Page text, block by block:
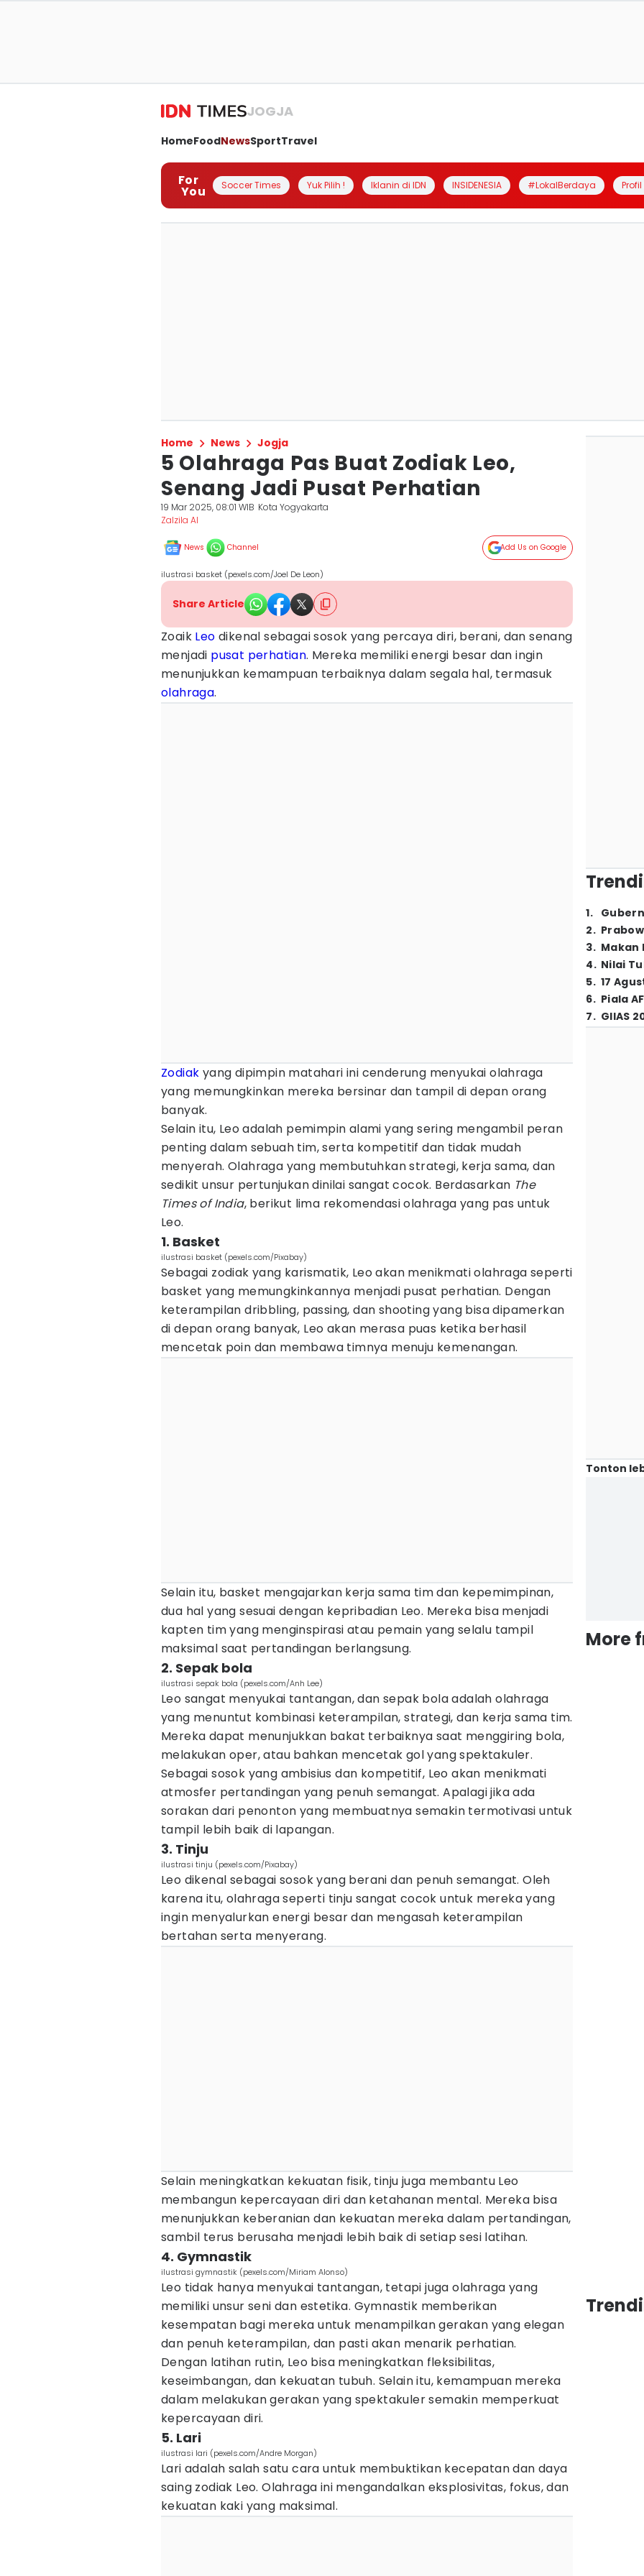
JOGJA
HomeFoodNewsSportTravel
For
You Soccer Times Yuk Pilih ! Iklanin di IDN INSIDENESIA #LokalBerdaya
Home News Jogja
5 Olahraga Pas Buat Zodiak Leo,
Senang Jadi Pusat Perhatian
19 Mar 2025, 08:01 WIB Kota Yogyakarta
Zalzila Al
News Channel Add Us on Google
ilustrasi basket (pexels.com/Joel De Leon)
Share Article
Zoaik Leo dikenal sebagai sosok yang percaya diri, berani, dan senang
menjadi pusat perhatian. Mereka memiliki energi besar dan ingin
menunjukkan kemampuan terbaiknya dalam segala hal, termasuk
olahraga.
Zodiak yang dipimpin matahari ini cenderung menyukai olahraga
yang memungkinkan mereka bersinar dan tampil di depan orang
banyak.
Selain itu, Leo adalah pemimpin alami yang sering mengambil peran
penting dalam sebuah tim, serta kompetitif dan tidak mudah
menyerah. Olahraga yang membutuhkan strategi, kerja sama, dan
sedikit unsur pertunjukan dinilai sangat cocok. Berdasarkan The
Times of India, berikut lima rekomendasi olahraga yang pas untuk
Leo.
1. Basket
ilustrasi basket (pexels.com/Pixabay)
Sebagai zodiak yang karismatik, Leo akan menikmati olahraga seperti
basket yang memungkinkannya menjadi pusat perhatian. Dengan
keterampilan dribbling, passing, dan shooting yang bisa dipamerkan
di depan orang banyak, Leo akan merasa puas ketika berhasil
mencetak poin dan membawa timnya menuju kemenangan.
Selain itu, basket mengajarkan kerja sama tim dan kepemimpinan,
dua hal yang sesuai dengan kepribadian Leo. Mereka bisa menjadi
kapten tim yang menginspirasi atau pemain yang selalu tampil
maksimal saat pertandingan berlangsung.
2. Sepak bola
ilustrasi sepak bola (pexels.com/Anh Lee)
Leo sangat menyukai tantangan, dan sepak bola adalah olahraga
yang menuntut kombinasi keterampilan, strategi, dan kerja sama tim.
Mereka dapat menunjukkan bakat terbaiknya saat menggiring bola,
melakukan oper, atau bahkan mencetak gol yang spektakuler.
Sebagai sosok yang ambisius dan kompetitif, Leo akan menikmati
atmosfer pertandingan yang penuh semangat. Apalagi jika ada
sorakan dari penonton yang membuatnya semakin termotivasi untuk
tampil lebih baik di lapangan.
3. Tinju
ilustrasi tinju (pexels.com/Pixabay)
Leo dikenal sebagai sosok yang berani dan penuh semangat. Oleh
karena itu, olahraga seperti tinju sangat cocok untuk mereka yang
ingin menyalurkan energi besar dan mengasah keterampilan
bertahan serta menyerang.
Selain meningkatkan kekuatan fisik, tinju juga membantu Leo
membangun kepercayaan diri dan ketahanan mental. Mereka bisa
menunjukkan keberanian dan kekuatan mereka dalam pertandingan,
sambil terus berusaha menjadi lebih baik di setiap sesi latihan.
4. Gymnastik
ilustrasi gymnastik (pexels.com/Miriam Alonso)
Leo tidak hanya menyukai tantangan, tetapi juga olahraga yang
memiliki unsur seni dan estetika. Gymnastik memberikan
kesempatan bagi mereka untuk menampilkan gerakan yang elegan
dan penuh keterampilan, dan pasti akan menarik perhatian.
Dengan latihan rutin, Leo bisa meningkatkan fleksibilitas,
keseimbangan, dan kekuatan tubuh. Selain itu, kemampuan mereka
dalam melakukan gerakan yang spektakuler semakin memperkuat
kepercayaan diri.
5. Lari
ilustrasi lari (pexels.com/Andre Morgan)
Lari adalah salah satu cara untuk membuktikan kecepatan dan daya
saing zodiak Leo. Olahraga ini mengandalkan eksplosivitas, fokus, dan
kekuatan kaki yang maksimal.
1.
2.
3. Makan
4. Nilai
5. 17
6. Piala
7. GIIAS
Tonton
More